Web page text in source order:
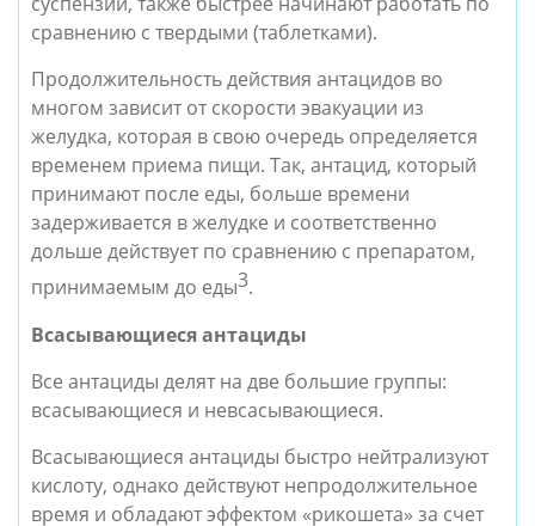
сравнению с твердыми (таблетками).
Продолжительность действия антацидов во
многом зависит от скорости эвакуации из
желудка, которая в свою очередь определяется
временем приема пищи. Так, антацид, который
принимают после еды, больше времени
задерживается в желудке и соответственно
дольше действует по сравнению с препаратом,
принимаемым до еды3.
Всасывающиеся антациды
Все антациды делят на две большие группы:
всасывающиеся и невсасывающиеся.
Всасывающиеся антациды быстро нейтрализуют
кислоту, однако действуют непродолжительное
время и обладают эффектом «рикошета» за счет